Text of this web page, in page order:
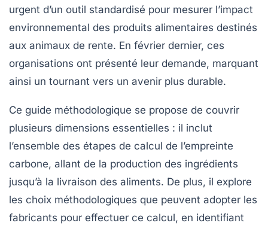
urgent d’un outil standardisé pour mesurer l’impact
environnemental des produits alimentaires destinés
aux animaux de rente. En février dernier, ces
organisations ont présenté leur demande, marquant
ainsi un tournant vers un avenir plus durable.
Ce guide méthodologique se propose de couvrir
plusieurs dimensions essentielles : il inclut
l’ensemble des étapes de calcul de l’empreinte
carbone, allant de la production des ingrédients
jusqu’à la livraison des aliments. De plus, il explore
les choix méthodologiques que peuvent adopter les
fabricants pour effectuer ce calcul, en identifiant